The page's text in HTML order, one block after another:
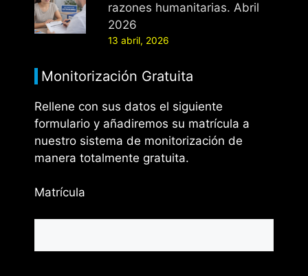
razones humanitarias. Abril
2026
13 abril, 2026
Monitorización Gratuita
Rellene con sus datos el siguiente
formulario y añadiremos su matrícula a
nuestro sistema de monitorización de
manera totalmente gratuita.
Matrícula